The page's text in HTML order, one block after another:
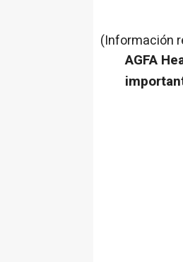
(Información
AGFA